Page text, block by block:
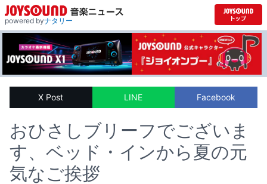
powered byナタリー
X Post LINE Facebook
おひさしブリーフでございま
す、ベッド・インから夏の元
気なご挨拶